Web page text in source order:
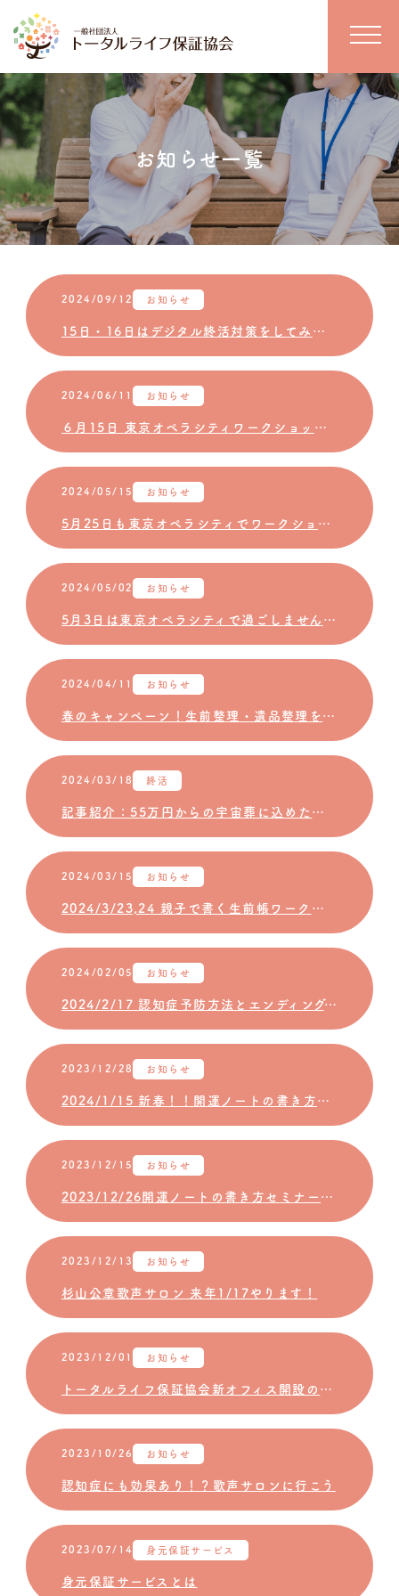
お知らせ一覧
2024/09/12 お知らせ
15日・16日はデジタル終活対策をしてみませんか？
2024/06/11 お知らせ
６月15日 東京オペラシティワークショップ開催決定！
2024/05/15 お知らせ
5月25日も東京オペラシティでワークショップを開催します！
2024/05/02 お知らせ
5月3日は東京オペラシティで過ごしませんか？「ワタシ発見！ワークショップ」「オペラシティ歌声サロン」開催のご案内
2024/04/11 お知らせ
春のキャンペーン！生前整理・遺品整理をしませんか？
2024/03/18 終活
記事紹介：55万円からの宇宙葬に込めた願い 「天の川に行きたい」7歳で亡くなった少女も流れ星に 2024/03/17
2024/03/15 お知らせ
2024/3/23,24 親子で書く生前帳ワークショップ
2024/02/05 お知らせ
2024/2/17 認知症予防方法とエンディングノートの書き方セミナー
2023/12/28 お知らせ
2024/1/15 新春！！開運ノートの書き方セミナー
2023/12/15 お知らせ
2023/12/26開運ノートの書き方セミナー開催＠神奈川公会堂
2023/12/13 お知らせ
杉山公章歌声サロン 来年1/17やります！
2023/12/01 お知らせ
トータルライフ保証協会新オフィス開設のお知らせ
2023/10/26 お知らせ
認知症にも効果あり！？歌声サロンに行こう
2023/07/14 身元保証サービス
身元保証サービスとは